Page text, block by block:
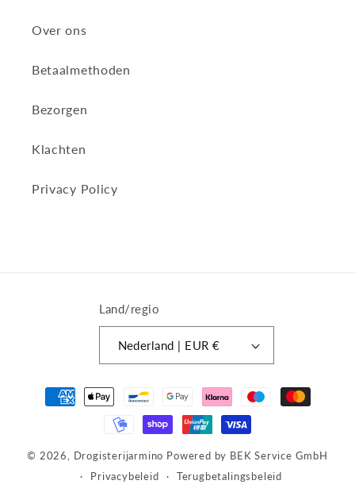
Over ons
Betaalmethoden
Bezorgen
Klachten
Privacy Policy
Land/regio
Nederland | EUR €
Betaalmethoden
© 2026, Drogisterijarmino Powered by BEK Service GmbH
Privacybeleid
Terugbetalingsbeleid